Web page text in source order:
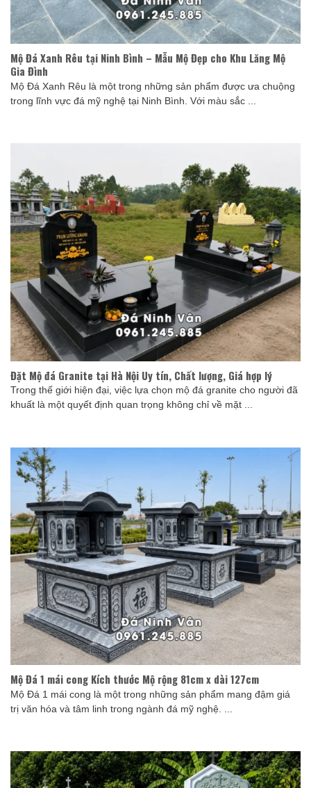
Mộ Đá Xanh Rêu tại Ninh Bình – Mẫu Mộ Đẹp cho Khu Lăng Mộ
Gia Đình
Mộ Đá Xanh Rêu là một trong những sản phẩm được ưa chuộng
trong lĩnh vực đá mỹ nghệ tại Ninh Bình. Với màu sắc ...
Đặt Mộ đá Granite tại Hà Nội Uy tín, Chất lượng, Giá hợp lý
Trong thế giới hiện đại, việc lựa chọn mộ đá granite cho người đã
khuất là một quyết định quan trọng không chỉ về mặt ...
Mộ Đá 1 mái cong Kích thước Mộ rộng 81cm x dài 127cm
Mộ Đá 1 mái cong là một trong những sản phẩm mang đậm giá
trị văn hóa và tâm linh trong ngành đá mỹ nghệ. ...